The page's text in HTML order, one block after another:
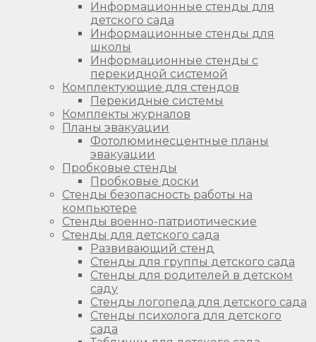
Информационные стенды для
детского сада
Информационные стенды для
школы
Информационные стенды с
перекидной системой
Комплектующие для стендов
Перекидные системы
Комплекты журналов
Планы эвакуации
Фотолюминесцентные планы
эвакуации
Пробковые стенды
Пробковые доски
Стенды безопасность работы на
компьютере
Стенды военно-патриотические
Стенды для детского сада
Развивающий стенд
Стенды для группы детского сада
Стенды для родителей в детском
саду
Стенды логопеда для детского сада
Стенды психолога для детского
сада